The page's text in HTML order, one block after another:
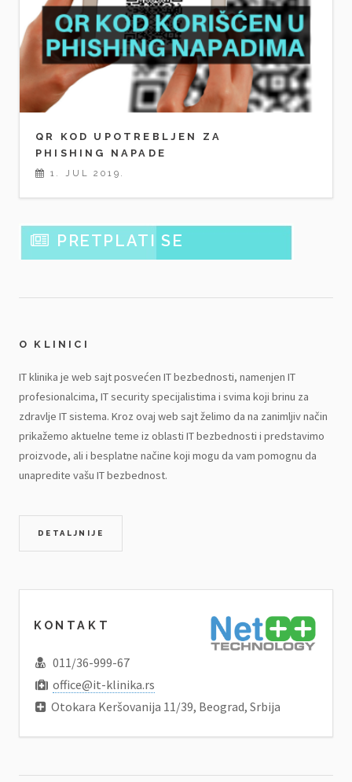
QR KOD UPOTREBLJEN ZA
PHISHING NAPADE
1. JUL 2019.
PRETPLATI SE
O KLINICI
IT klinika je web sajt posvećen IT bezbednosti, namenjen IT
profesionalcima, IT security specijalistima i svima koji brinu za
zdravlje IT sistema. Kroz ovaj web sajt želimo da na zanimljiv način
prikažemo aktuelne teme iz oblasti IT bezbednosti i predstavimo
proizvode, ali i besplatne načine koji mogu da vam pomognu da
unapredite vašu IT bezbednost.
DETALJNIJE
KONTAKT
011/36-999-67
office@it-klinika.rs
Otokara Keršovanija 11/39, Beograd, Srbija